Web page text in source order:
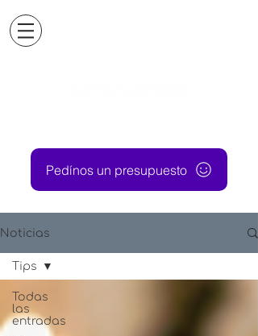
Pedínos un presupuesto
Noticias
Todas
las
entradas
Tips